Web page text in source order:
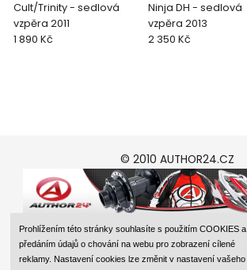
Prohlížením této stránky souhlasíte s použitím COOKIES a
předáním údajů o chování na webu pro zobrazení cílené
reklamy. Nastavení cookies lze změnit v nastavení vašeho
Cult/Trinity - sedlová
vzpěra 2011
1 890 Kč
Ninja DH - sedlová
vzpěra 2013
2 350 Kč
© 2010 AUTHOR24.CZ